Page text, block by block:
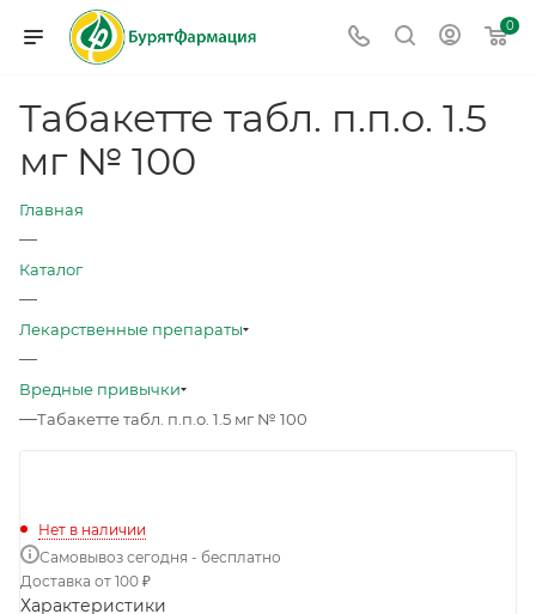
0
Табакетте табл. п.п.о. 1.5
мг № 100
Главная
—
Каталог
—
Лекарственные препараты
—
Вредные привычки
—Табакетте табл. п.п.о. 1.5 мг № 100
Нет в наличии
Самовывоз сегодня - бесплатно
Доставка от 100 ₽
Характеристики